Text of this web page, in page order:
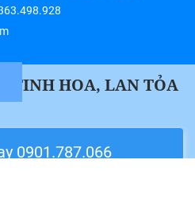
TINH HOA, LAN TỎA
0901.787.066